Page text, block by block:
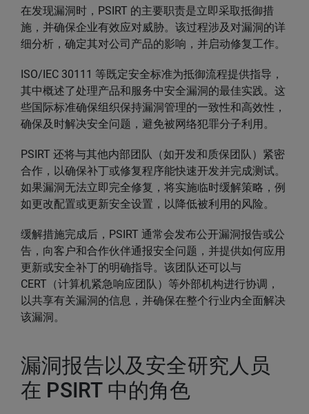
在发现漏洞时，PSIRT 的主要职责是立即采取抵御措
施，并确保企业有效应对威胁。该过程涉及对漏洞的详
细分析，确定其对公司产品的影响，并启动修复工作。
ISO/IEC 30111 等既定安全标准为抵御流程提供指导，
其中概述了处理产品和服务中安全漏洞的最佳实践。这
些国际标准确保组织保持漏洞管理的一致性和高效性，
确保及时解决安全问题，避免被网络犯罪分子利用。
PSIRT 还将与其他内部团队（如开发和质保团队）紧密
合作，以确保补丁或修复程序能快速开发并完成测试。
如果漏洞无法立即完全修复，将实施临时缓解策略，例
如更改配置或更新安全设置，以降低被利用的风险。
缓解措施完成后，PSIRT 通常会发布公开漏洞报告或公
告，向客户和合作伙伴通报安全问题，并提供如何应用
更新或安全补丁的明确指导。该团队还可以与
CERT（计算机紧急响应团队）等外部机构进行协调，
以共享有关漏洞的信息，并确保在整个行业内全面解决
该漏洞。
漏洞报告以及安全研究人员
在 PSIRT 中的角色